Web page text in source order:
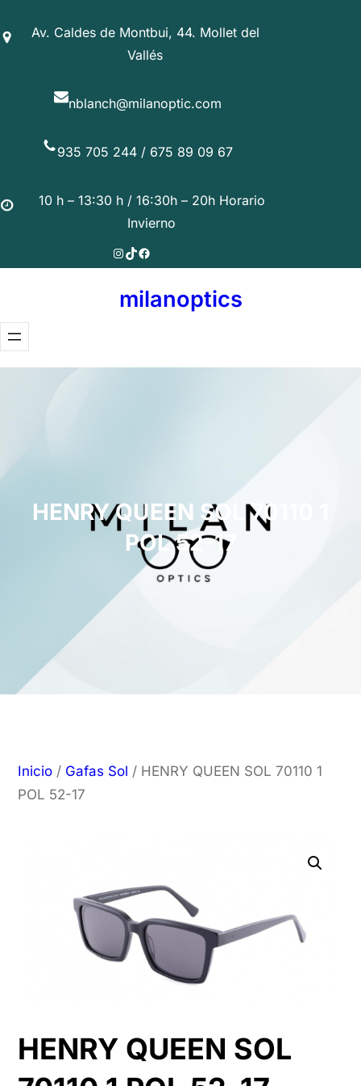
al
Av. Caldes de Montbui, 44. Mollet del
Vallés
nblanch@milanoptic.com
935 705 244 / 675 89 09 67
10 h – 13:30 h / 16:30h – 20h Horario
Invierno
Instagram
TikTok
Facebook
milanoptics
HENRY QUEEN SOL 70110 1
POL 52-17
Inicio / Gafas Sol / HENRY QUEEN SOL 70110 1
POL 52-17
HENRY QUEEN SOL